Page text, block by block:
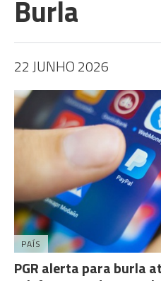
Burla
22 JUNHO 2026
PAÍS
PGR alerta para burla